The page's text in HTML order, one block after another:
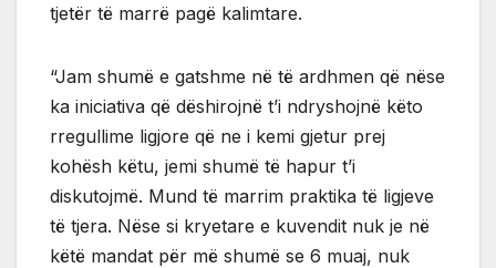
tjetër të marrë pagë kalimtare.
“Jam shumë e gatshme në të ardhmen që nëse
ka iniciativa që dëshirojnë t’i ndryshojnë këto
rregullime ligjore që ne i kemi gjetur prej
kohësh këtu, jemi shumë të hapur t’i
diskutojmë. Mund të marrim praktika të ligjeve
të tjera. Nëse si kryetare e kuvendit nuk je në
këtë mandat për më shumë se 6 muaj, nuk